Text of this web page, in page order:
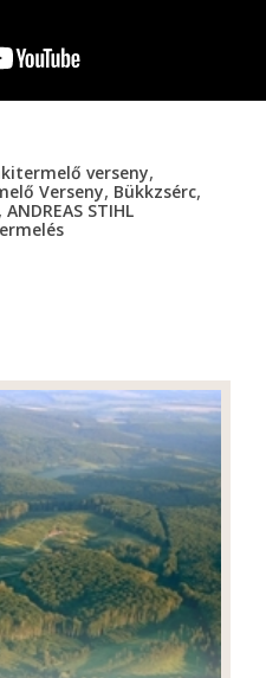
verseny,
Verseny, Bükkzsérc,
, ANDREAS STIHL